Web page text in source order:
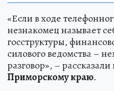
«Если в ходе
незнакомец называет
госструктуры,
силового ведомства –
разговор», – рассказали
Приморскому краю.